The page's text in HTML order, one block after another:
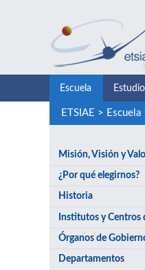
Escuela
ETSIAE > Escuela
Misión, Visión y
¿Por qué elegirnos?
Historia
Institutos y Centros
Órganos de
Departamentos